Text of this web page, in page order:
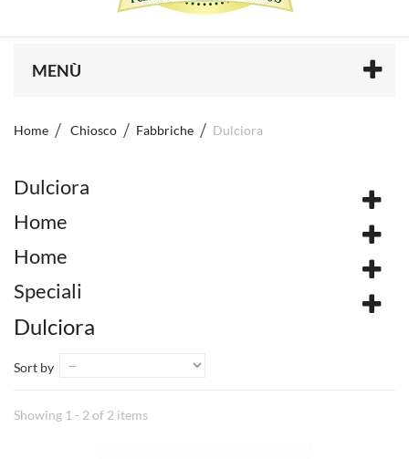
MENÙ
Home Chiosco Fabbriche Dulciora
Dulciora
Home
Home
Speciali
Dulciora
Sort by
Showing 1 - 2 of 2 items